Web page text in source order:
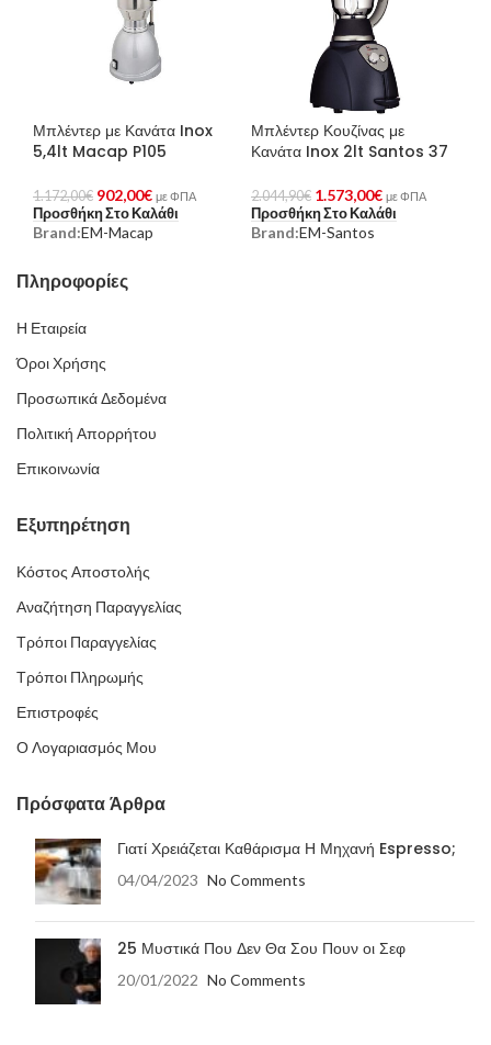
Μπλέντερ με Κανάτα Inox
5,4lt Macap P105
1.172,00€ 902,00€ με ΦΠΑ
Προσθήκη Στο Καλάθι
Brand:EM-Macap
Μπλέντερ Κουζίνας με
Κανάτα Inox 2lt Santos 37
2.044,90€ 1.573,00€ με ΦΠΑ
Προσθήκη Στο Καλάθι
Brand:EM-Santos
Πληροφορίες
Η Εταιρεία
Όροι Χρήσης
Προσωπικά Δεδομένα
Πολιτική Απορρήτου
Επικοινωνία
Εξυπηρέτηση
Κόστος Αποστολής
Αναζήτηση Παραγγελίας
Τρόποι Παραγγελίας
Τρόποι Πληρωμής
Επιστροφές
Ο Λογαριασμός Μου
Πρόσφατα Άρθρα
Γιατί Χρειάζεται Καθάρισμα Η Μηχανή Espresso;
04/04/2023 No Comments
25 Μυστικά Που Δεν Θα Σου Πουν οι Σεφ
20/01/2022 No Comments